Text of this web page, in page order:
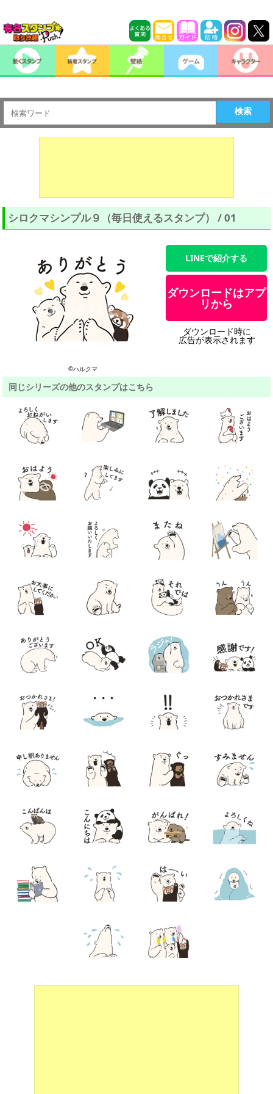
検索
シロクマシンプル９（毎日使えるスタンプ） / 01
©ハルクマ
LINEで紹介する
ダウンロードはアプ
リから
ダウンロード時に
広告が表示されます
同じシリーズの他のスタンプはこちら